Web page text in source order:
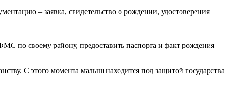
– заявка, свидетельство о рождении, удостоверения
по своему району, предоставить паспорта и факт рождения
С этого момента малыш находится под защитой государства